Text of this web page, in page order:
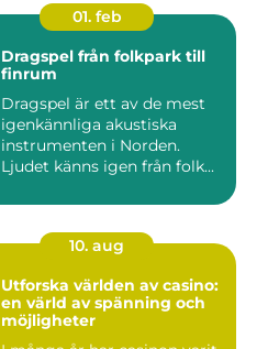
01. feb
Dragspel från folkpark till
finrum
Dragspel är ett av de mest
igenkännliga akustiska
instrumenten i Norden.
Ljudet känns igen från folk...
10. aug
Utforska världen av casino:
en värld av spänning och
möjligheter